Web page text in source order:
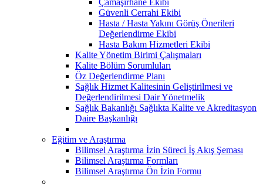
Güvenli Cerrahi Ekibi
Hasta / Hasta Yakını Görüş Önerileri
Değerlendirme Ekibi
Hasta Bakım Hizmetleri Ekibi
Kalite Yönetim Birimi Çalışmaları
Kalite Bölüm Sorumluları
Öz Değerlendirme Planı
Sağlık Hizmet Kalitesinin Geliştirilmesi ve
Değerlendirilmesi Dair Yönetmelik
Sağlık Bakanlığı Sağlıkta Kalite ve Akreditasyon
Daire Başkanlığı
Eğitim ve Araştırma
Bilimsel Araştırma İzin Süreci İş Akış Şeması
Bilimsel Araştırma Formları
Bilimsel Araştırma Ön İzin Formu